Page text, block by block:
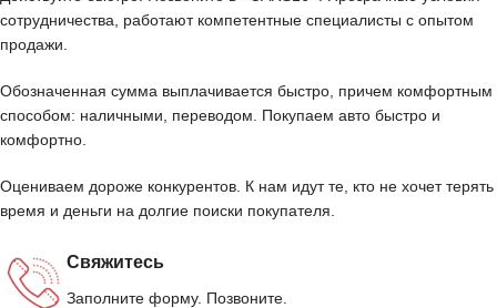
сотрудничества, работают компетентные специалисты с опытом
продажи.
Обозначенная сумма выплачивается быстро, причем комфортным
способом: наличными, переводом. Покупаем авто быстро и
комфортно.
Оцениваем дороже конкурентов. К нам идут те, кто не хочет терять
время и деньги на долгие поиски покупателя.
Свяжитесь
Заполните форму. Позвоните.